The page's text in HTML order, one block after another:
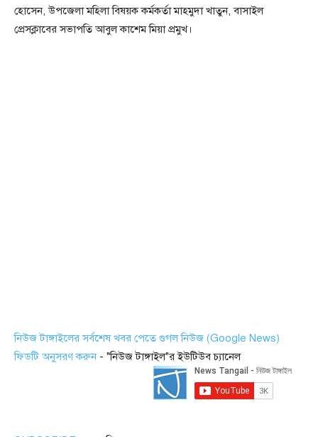
হোসেন, উপজেলা মহিলা বিষয়ক কর্মকর্তা মাহমুদা খাতুন, বাসাইল
প্রেসক্লাবের সভাপতি আবুল কাশেম মিয়া প্রমুখ।
নিউজ টাঙ্গাইলের সর্বশেষ খবর পেতে গুগল নিউজ (Google News)
ফিডটি অনুসরণ করুন - "নিউজ টাঙ্গাইল"র ইউটিউব চ্যানেল